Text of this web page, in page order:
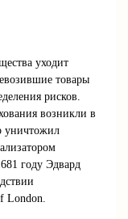
уходит
товары
рисков.
возникли в
уничтожил
году Эдвард
London.